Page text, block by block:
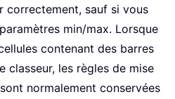
correctement, sauf si vous
min/max. Lorsque
contenant des barres
classeur, les règles de mise
normalement conservées